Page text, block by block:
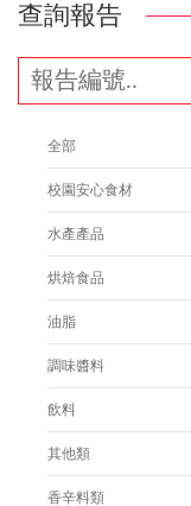
查詢報告
全部
校園安心食材
水產產品
烘焙食品
油脂
調味醬料
飲料
其他類
香辛料類